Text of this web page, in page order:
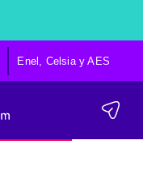
Enel, Celsia y AES